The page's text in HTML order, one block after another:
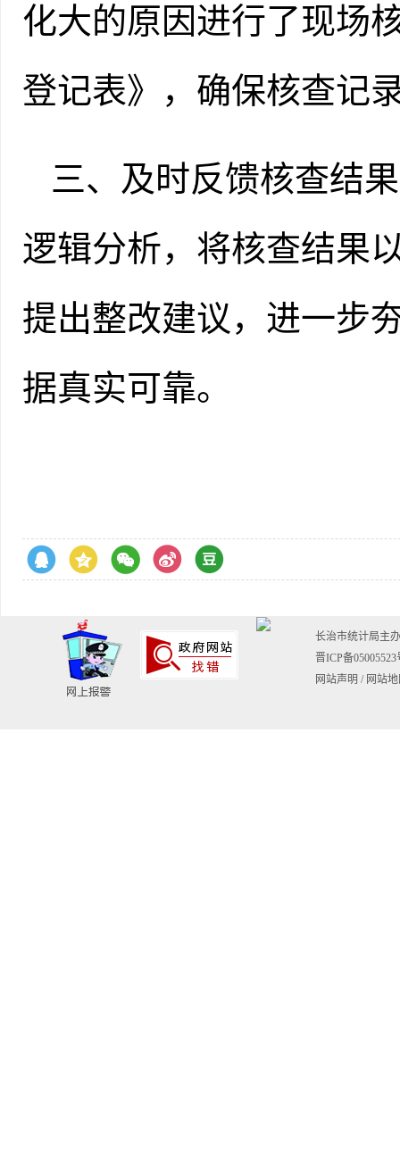
化大的原因进行了现场
登记表》，确保核查记
三、及时反馈核查结
逻辑分析，将核查结果
提出整改建议，进一步
据真实可靠。
长治市统计局主
晋ICP备05005523
网站声明 / 网站